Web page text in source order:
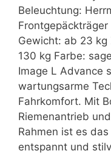
Beleuchtung:
Gewicht: ab 23 kg
130 kg Farbe:
Image L Advance
wartungsarme
Fahrkomfort. Mit
Riemenantrieb
Rahmen ist es
entspannt und